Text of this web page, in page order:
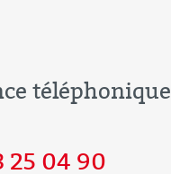
téléphonique
25 04 90